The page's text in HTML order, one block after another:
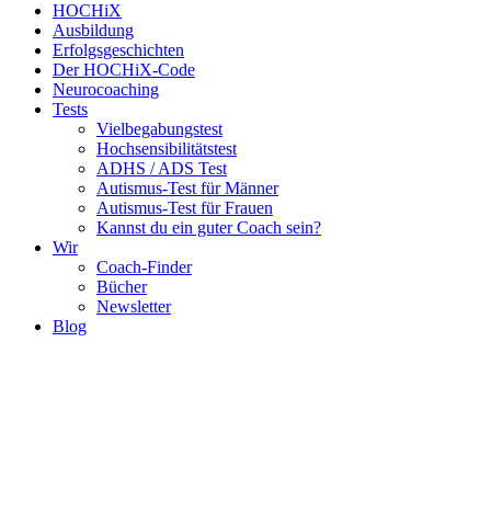
HOCHiX
Ausbildung
Erfolgsgeschichten
Der HOCHiX-Code
Neurocoaching
Tests
Vielbegabungstest
Hochsensibilitätstest
ADHS / ADS Test
Autismus-Test für Männer
Autismus-Test für Frauen
Kannst du ein guter Coach sein?
Wir
Coach-Finder
Bücher
Newsletter
Blog